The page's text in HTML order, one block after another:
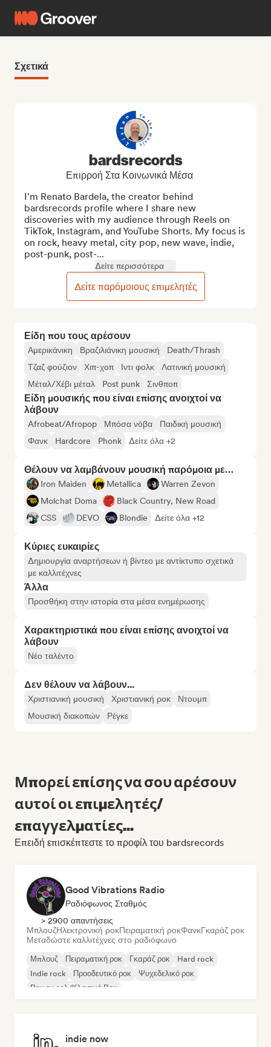
Σχετικά
Είδη που τους αρέσουν
Αμερικάνικη Βραζιλιάνικη μουσική
Death/Thrash
Τζαζ φούζιον
Χιπ-χοπ Ιντι φολκ
Λατινική μουσική
Μέταλ/Χέβι μέταλ
Post punk Σινθποπ
Είδη μουσικής που είναι επίσης ανοιχτοί να
λάβουν
Afrobeat/Afropop Μπόσα νόβα
Παιδική μουσική
Φανκ
Hardcore Phonk Δείτε όλα +2
Θέλουν να λαμβάνουν μουσική παρόμοια με…
Iron Maiden Metallica
Warren Zevon
Molchat Doma
Black Country, New Road
CSS
DEVO Blondie Δείτε όλα +12
Κύριες ευκαιρίες
Δημιουργία αναρτήσεων ή βίντεο με αντίκτυπο σχετικά
με καλλιτέχνες
Άλλα
Προσθήκη στην ιστορία στα μέσα ενημέρωσης
Χαρακτηριστικά που είναι επίσης ανοιχτοί να
λάβουν
Νέο ταλέντο
Δεν θέλουν να λάβουν...
Χριστιανική μουσική Χριστιανική ροκ
Ντουμπ
Μουσική διακοπών
Ρέγκε
bardsrecords
Επιρροή Στα Κοινωνικά Μέσα
I'm Renato Bardela, the creator behind
bardsrecords profile where I share new
discoveries with my audience through Reels on
TikTok, Instagram, and YouTube Shorts. My focus is
on rock, heavy metal, city pop, new wave, indie,
post-punk, post-...
Δείτε περισσότερα
Δείτε παρόμοιους επιμελητές
Μπορεί επίσης να σου αρέσουν
αυτοί οι επιμελητές/
επαγγελματίες...
Επειδή επισκέπτεστε το προφίλ του bardsrecords
Good Vibrations Radio
Ραδιόφωνος Σταθμός
> 2900 απαντήσεις
ΜπλουζΗλεκτρονική ροκΠειραματική ροκΦανκΓκαράζ ροκ
Μεταδώστε καλλιτέχνες στο ραδιόφωνο
Μπλουζ Πειραματική ροκ Γκαράζ ροκ
Hard rock
Indie rock
Προοδευτικό ροκ
Ψυχεδελικό ροκ
Ροκ εν ρολ/Κλασικό Ροκ
indie now